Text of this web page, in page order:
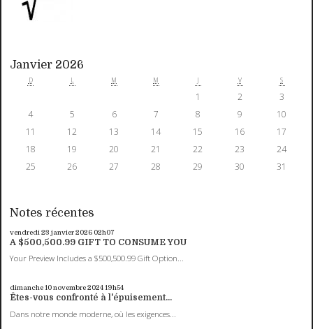
Janvier 2026
D L M M J V S
1 2
3
4
5 6 7 8 9
10
11
12 13 14 15 16
17
18
19 20 21 22 23
24
25
26 27 28 29 30 31
Notes récentes
vendredi 23 janvier 2026 02h07
A $500,500.99 GIFT TO CONSUME YOU
Your Preview Includes a $500,500.99 Gift Option...
dimanche 10novembre 202419h54
Êtes-vous confronté à l'épuisement...
Dans notre monde moderne, où les exigences...